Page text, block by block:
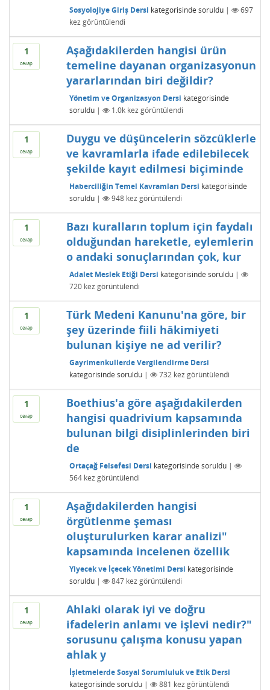
Sosyolojiye Giriş Dersi kategorisinde soruldu |
697
kez görüntülendi
1
cevap
Aşağıdakilerden hangisi ürün
temeline dayanan organizasyonun
yararlarından biri değildir?
Yönetim ve Organizasyon Dersi kategorisinde
soruldu | 1.0kkez görüntülendi
1
cevap
Duygu ve düşüncelerin sözcüklerle
ve kavramlarla ifade edilebilecek
şekilde kayıt edilmesi biçiminde
Haberciliğin Temel Kavramları Dersi kategorisinde
soruldu | 948kez görüntülendi
1
cevap
Bazı kuralların toplum için faydalı
olduğundan hareketle, eylemlerin
o andaki sonuçlarından çok, kur
Adalet Meslek Etiği Dersi kategorisinde soruldu |
720kez görüntülendi
1
cevap
Türk Medeni Kanunu'na göre, bir
şey üzerinde fiili hâkimiyeti
bulunan kişiye ne ad verilir?
Gayrimenkullerde Vergilendirme Dersi
kategorisinde soruldu | 732kez görüntülendi
1
cevap
Boethius'a göre aşağıdakilerden
hangisi quadrivium kapsamında
bulunan bilgi disiplinlerinden biri
de
Ortaçağ Felsefesi Dersi kategorisinde soruldu |
564kez görüntülendi
1
cevap
Aşağıdakilerden hangisi
örgütlenme şeması
oluşturulurken karar analizi"
kapsamında incelenen özellik
Yiyecek ve İçecek Yönetimi Dersi kategorisinde
soruldu | 847kez görüntülendi
1
cevap
Ahlaki olarak iyi ve doğru
ifadelerin anlamı ve işlevi nedir?"
sorusunu çalışma konusu yapan
ahlak y
İşletmelerde Sosyal Sorumluluk ve Etik Dersi
kategorisinde soruldu | 881 kez görüntülendi